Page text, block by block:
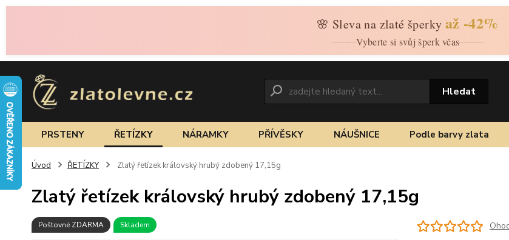
🌸 Sleva na zlaté šperky až -42%
Vyberte si svůj šperk včas
Hledat
PRSTENY ŘETÍZKY NÁRAMKY PŘÍVĚSKY NÁUŠNICE Podle barvy zlata
Úvod ŘETÍZKY Zlatý řetízek královský hrubý zdobený 17,15g
Zlatý řetízek královský hrubý zdobený 17,15g
Poštovné ZDARMA Skladem